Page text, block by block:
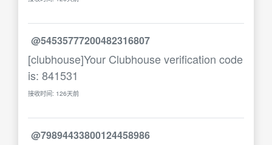
@54535777200482316807
[clubhouse]Your Clubhouse verification code
is: 841531
接收时间: 126天前
@79894433800124458986